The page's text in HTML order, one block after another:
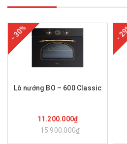
- 30%
Lò nướng BO – 600 Classic
11.200.000₫
15.900.000₫
-